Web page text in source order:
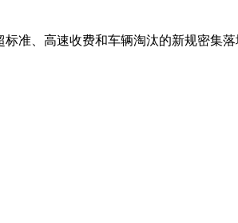
准、高速收费和车辆淘汰的新规密集